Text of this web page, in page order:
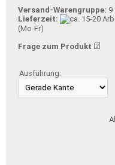
Versand-Warengruppe: 9
Lieferzeit:
(Mo-Fr)
Frage zum Produkt
Ausführung: